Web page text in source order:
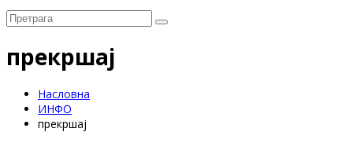
прекршај
Насловна
ИНФО
прекршај